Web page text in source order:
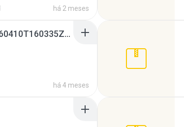
há 2 meses
whatsapp backups -20260410T160335Z-3-001.zip
há 4 meses